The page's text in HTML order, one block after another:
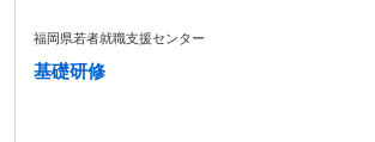
福岡県若者就職支援センター
基礎研修